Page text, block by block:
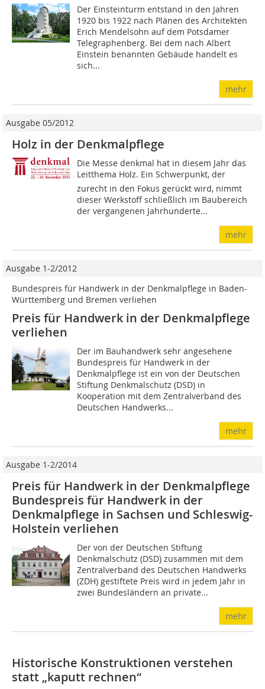
Der Einsteinturm entstand in den Jahren
1920 bis 1922 nach Plänen des Architekten
Erich Mendelsohn auf dem Potsdamer
Telegraphenberg. Bei dem nach Albert
Einstein benannten Gebäude handelt es
sich...
mehr
Ausgabe 05/2012
Holz in der Denkmalpflege
Die Messe denkmal hat in diesem Jahr das
Leitthema Holz. Ein Schwerpunkt, der
zurecht in den Fokus gerückt wird, nimmt
dieser Werkstoff schließlich im Baubereich
der vergangenen Jahrhunderte...
mehr
Ausgabe 1-2/2012
Bundespreis für Handwerk in der Denkmalpflege in Baden-
Württemberg und Bremen verliehen
Preis für Handwerk in der Denkmalpflege
verliehen
Der im Bauhandwerk sehr angesehene
Bundespreis für Handwerk in der
Denkmalpflege ist ein von der Deutschen
Stiftung Denkmalschutz (DSD) in
Kooperation mit dem Zentralverband des
Deutschen Handwerks...
mehr
Ausgabe 1-2/2014
Preis für Handwerk in der Denkmalpflege
Bundespreis für Handwerk in der
Denkmalpflege in Sachsen und Schleswig-
Holstein verliehen
Der von der Deutschen Stiftung
Denkmalschutz (DSD) zusammen mit dem
Zentralverband des Deutschen Handwerks
(ZDH) gestiftete Preis wird in jedem Jahr in
zwei Bundesländern an private...
mehr
Historische Konstruktionen verstehen
statt „kaputt rechnen“